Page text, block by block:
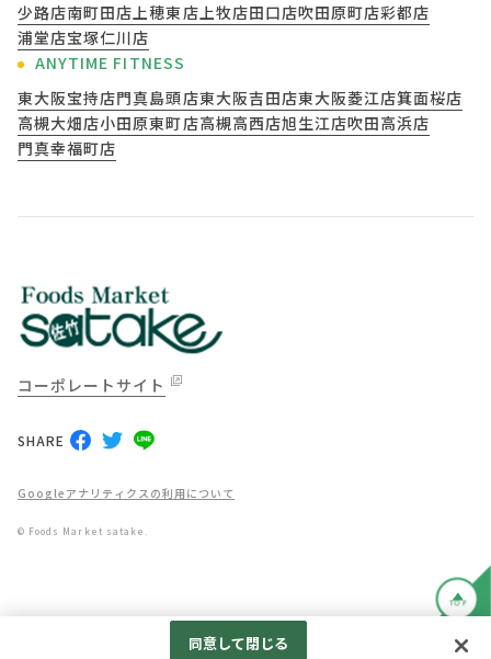
少路店南町田店上穂東店上牧店田口店吹田原町店彩都店
浦堂店宝塚仁川店
ANYTIME FITNESS
東大阪宝持店門真島頭店東大阪吉田店東大阪菱江店箕面桜店
高槻大畑店小田原東町店高槻高西店旭生江店吹田高浜店
門真幸福町店
コーポレートサイト
SHARE
Googleアナリティクスの利用について
© Foods Market satake.
TOP
同意して閉じる